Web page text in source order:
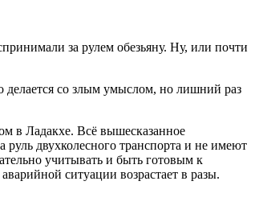
за рулем обезьяну. Ну, или почти
делается со злым умыслом, но лишний раз
в Ладакхе. Всё вышесказанное
двухколесного транспорта и не имеют
учитывать и быть готовым к
ситуации возрастает в разы.